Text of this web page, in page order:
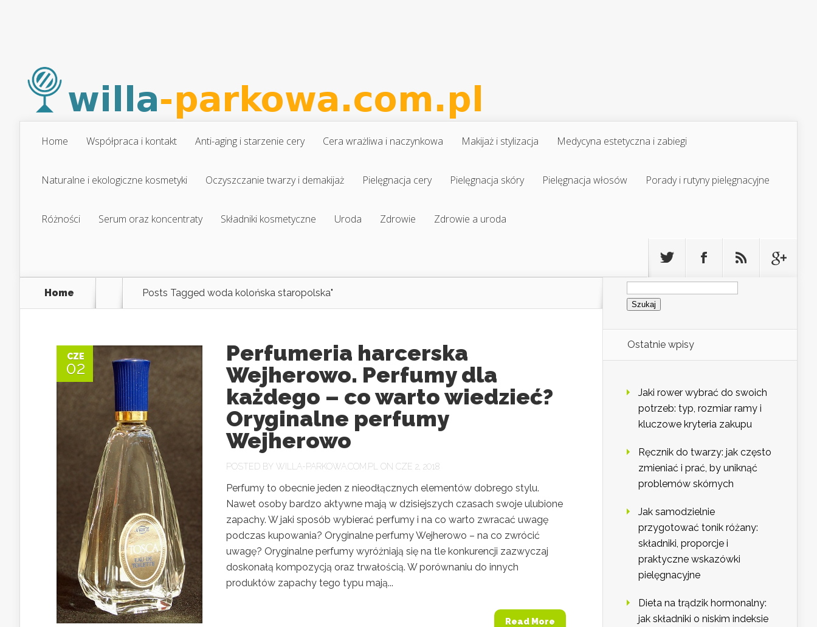
Home Współpraca i kontakt Anti-aging i starzenie cery Cera wrażliwa i naczynkowa Makijaż i stylizacja Medycyna estetyczna i zabiegi
Naturalne i ekologiczne kosmetyki Oczyszczanie twarzy i demakijaż Pielęgnacja cery Pielęgnacja skóry Pielęgnacja włosów Porady i rutyny pielęgnacyjne
Różności Serum oraz koncentraty Składniki kosmetyczne Uroda Zdrowie Zdrowie a uroda
Home Posts Tagged woda kolońska staropolska"
CZE
02
Perfumeria harcerska
Wejherowo. Perfumy dla
każdego – co warto wiedzieć?
Oryginalne perfumy
Wejherowo
POSTED BY WILLA-PARKOWA.COM.PL ON CZE 2, 2018
Perfumy to obecnie jeden z nieodłącznych elementów dobrego stylu.
Nawet osoby bardzo aktywne mają w dzisiejszych czasach swoje ulubione
zapachy. W jaki sposób wybierać perfumy i na co warto zwracać uwagę
podczas kupowania? Oryginalne perfumy Wejherowo – na co zwrócić
uwagę? Oryginalne perfumy wyróżniają się na tle konkurencji zazwyczaj
doskonałą kompozycją oraz trwałością. W porównaniu do innych
produktów zapachy tego typu mają...
Read More
Szukaj:
Ostatnie wpisy
Jaki rower wybrać do swoich
potrzeb: typ, rozmiar ramy i
kluczowe kryteria zakupu
Ręcznik do twarzy: jak często
zmieniać i prać, by uniknąć
problemów skórnych
Jak samodzielnie
przygotować tonik różany:
składniki, proporcje i
praktyczne wskazówki
pielęgnacyjne
Dieta na trądzik hormonalny:
jak składniki o niskim indeksie